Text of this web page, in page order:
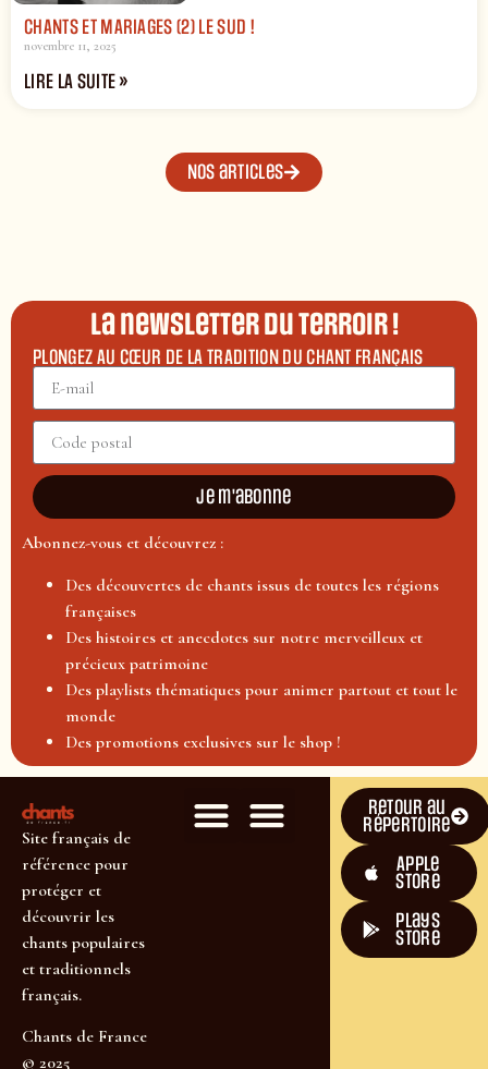
CHANTS ET MARIAGES (2) LE SUD !
novembre 11, 2025
LIRE LA SUITE »
Nos articles
La newsletter du terroir !
PLONGEZ AU CŒUR DE LA TRADITION DU CHANT FRANÇAIS
Je m'abonne
Abonnez-vous et découvrez :
Des découvertes de chants issus de toutes les régions
françaises
Des histoires et anecdotes sur notre merveilleux et
précieux patrimoine
Des playlists thématiques pour animer partout et tout le
monde
Des promotions exclusives sur le shop !
Site français de
référence pour
protéger et
découvrir les
chants populaires
et traditionnels
français.
Chants de France
© 2025
Retour au
répertoire
Apple
Store
plays
store